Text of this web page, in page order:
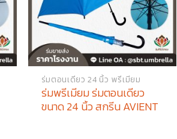
ร่มตอนเดียว 24 นิ้ว พรีเมียม
ร่มพรีเมียม ร่มตอนเดียว
ขนาด 24 นิ้ว สกรีน AVIENT